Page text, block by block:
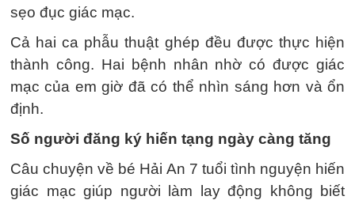
sẹo đục giác mạc.
Cả hai ca phẫu thuật ghép đều được thực hiện
thành công. Hai bệnh nhân nhờ có được giác
mạc của em giờ đã có thể nhìn sáng hơn và ổn
định.
Số người đăng ký hiến tạng ngày càng tăng
Câu chuyện về bé Hải An 7 tuổi tình nguyện hiến
giác mạc giúp người làm lay động không biết